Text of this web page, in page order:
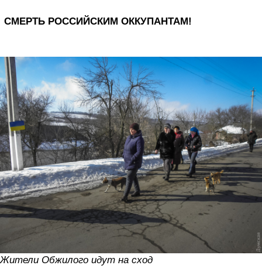
СМЕРТЬ РОССИЙСКИМ ОККУПАНТАМ!
Жители Обжилого идут на сход